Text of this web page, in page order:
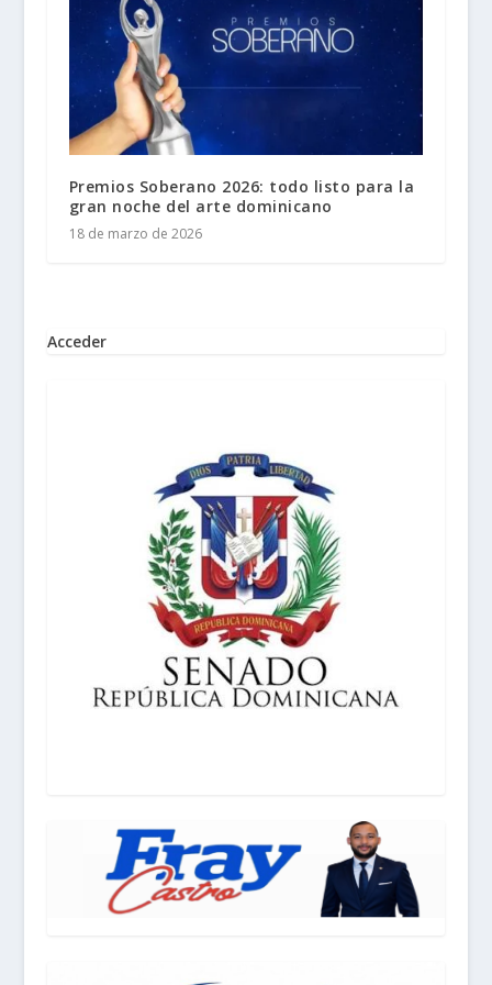
Premios Soberano 2026: todo listo para la
gran noche del arte dominicano
18 de marzo de 2026
Acceder